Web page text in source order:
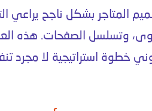
المتاجر بشكل ناجح يراعي
وتسلسل الصفحات. هذه
خطوة استراتيجية لا مجرد